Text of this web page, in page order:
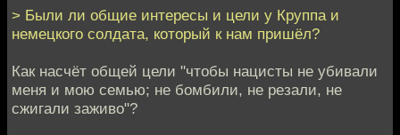
> Были ли общие интересы и цели у Круппа и
немецкого солдата, который к нам пришёл?
Как насчёт общей цели "чтобы нацисты не убивали
меня и мою семью; не бомбили, не резали, не
сжигали заживо"?